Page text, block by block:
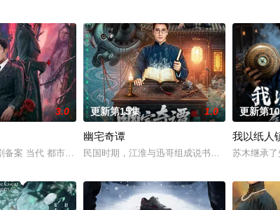
“夏令营”完成复仇的受害者；临
3.0
备案 当代 都市 海南越酷文化传媒有限公司
更新第15集 1.0
幽宅奇谭
民国时期，江淮与迅哥组成说书班子，偶遇“白天
更新第
我以纸人
苏木继承了